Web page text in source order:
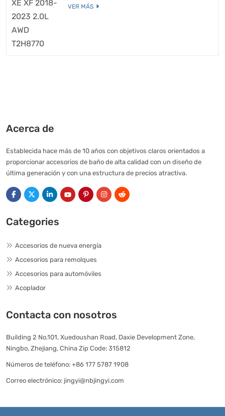
VER MÁS
Acerca de
Establecida hace más de 10 años con objetivos claros orientados a
proporcionar accesorios de baño de alta calidad con un diseño de
última generación y con una estructura de precios atractiva.
Categories
Accesorios de nueva energía
Accesorios para remolques
Accesorios para automóviles
Acoplador
Contacta con nosotros
Building 2 No.101, Xuedoushan Road, Daxie Development Zone,
Ningbo, Zhejiang, China Zip Code: 315812
Números de teléfono: +86 177 5787 1908
Correo electrónico: jingyi@nbjingyi.com